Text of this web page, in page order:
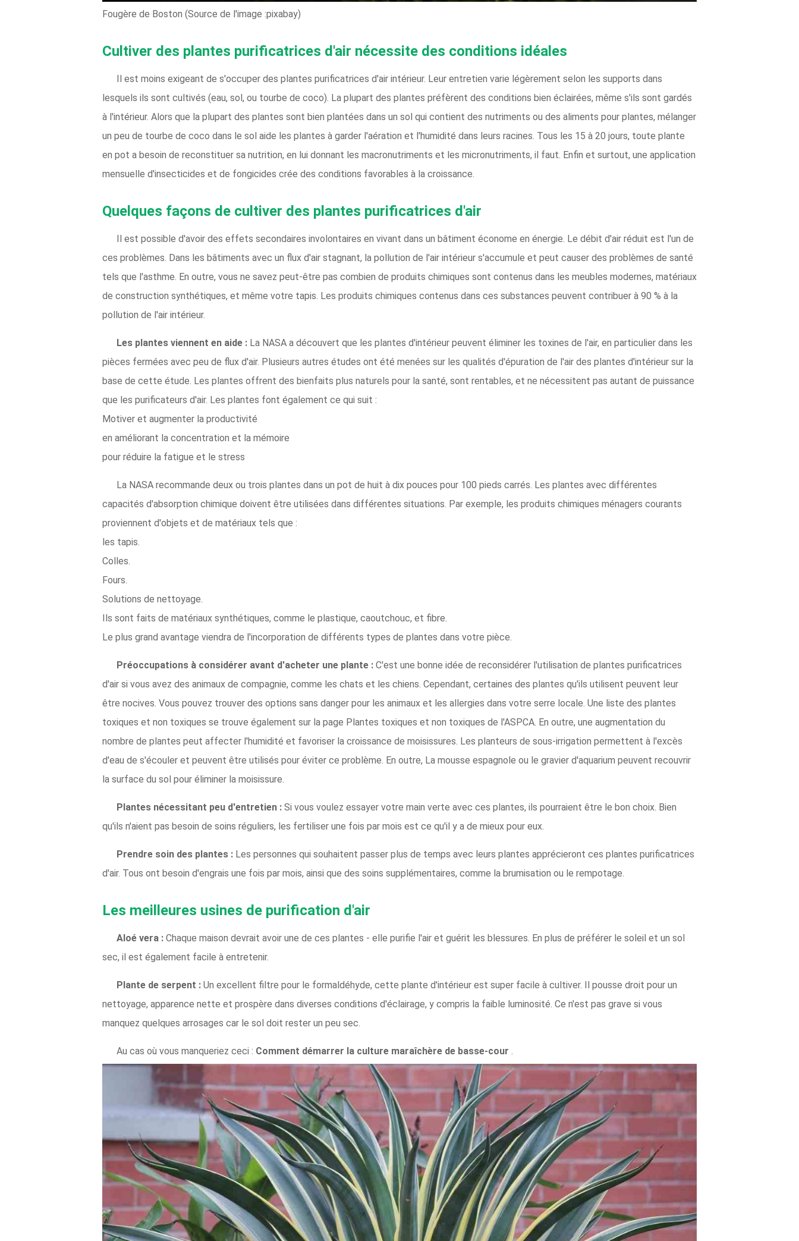
Fougère de Boston (Source de l'image :pixabay)
Cultiver des plantes purificatrices d'air nécessite des conditions idéales
Il est moins exigeant de s'occuper des plantes purificatrices d'air intérieur. Leur entretien varie légèrement selon les supports dans
lesquels ils sont cultivés (eau, sol, ou tourbe de coco). La plupart des plantes préfèrent des conditions bien éclairées, même s'ils sont gardés
à l'intérieur. Alors que la plupart des plantes sont bien plantées dans un sol qui contient des nutriments ou des aliments pour plantes, mélanger
un peu de tourbe de coco dans le sol aide les plantes à garder l'aération et l'humidité dans leurs racines. Tous les 15 à 20 jours, toute plante
en pot a besoin de reconstituer sa nutrition, en lui donnant les macronutriments et les micronutriments, il faut. Enfin et surtout, une application
mensuelle d'insecticides et de fongicides crée des conditions favorables à la croissance.
Quelques façons de cultiver des plantes purificatrices d'air
Il est possible d'avoir des effets secondaires involontaires en vivant dans un bâtiment économe en énergie. Le débit d'air réduit est l'un de
ces problèmes. Dans les bâtiments avec un flux d'air stagnant, la pollution de l'air intérieur s'accumule et peut causer des problèmes de santé
tels que l'asthme. En outre, vous ne savez peut-être pas combien de produits chimiques sont contenus dans les meubles modernes, matériaux
de construction synthétiques, et même votre tapis. Les produits chimiques contenus dans ces substances peuvent contribuer à 90 % à la
pollution de l'air intérieur.
Les plantes viennent en aide : La NASA a découvert que les plantes d'intérieur peuvent éliminer les toxines de l'air, en particulier dans les
pièces fermées avec peu de flux d'air. Plusieurs autres études ont été menées sur les qualités d'épuration de l'air des plantes d'intérieur sur la
base de cette étude. Les plantes offrent des bienfaits plus naturels pour la santé, sont rentables, et ne nécessitent pas autant de puissance
que les purificateurs d'air. Les plantes font également ce qui suit :
Motiver et augmenter la productivité
en améliorant la concentration et la mémoire
pour réduire la fatigue et le stress
La NASA recommande deux ou trois plantes dans un pot de huit à dix pouces pour 100 pieds carrés. Les plantes avec différentes
capacités d'absorption chimique doivent être utilisées dans différentes situations. Par exemple, les produits chimiques ménagers courants
proviennent d'objets et de matériaux tels que :
les tapis.
Colles.
Fours.
Solutions de nettoyage.
Ils sont faits de matériaux synthétiques, comme le plastique, caoutchouc, et fibre.
Le plus grand avantage viendra de l'incorporation de différents types de plantes dans votre pièce.
Préoccupations à considérer avant d'acheter une plante : C'est une bonne idée de reconsidérer l'utilisation de plantes purificatrices
d'air si vous avez des animaux de compagnie, comme les chats et les chiens. Cependant, certaines des plantes qu'ils utilisent peuvent leur
être nocives. Vous pouvez trouver des options sans danger pour les animaux et les allergies dans votre serre locale. Une liste des plantes
toxiques et non toxiques se trouve également sur la page Plantes toxiques et non toxiques de l'ASPCA. En outre, une augmentation du
nombre de plantes peut affecter l'humidité et favoriser la croissance de moisissures. Les planteurs de sous-irrigation permettent à l'excès
d'eau de s'écouler et peuvent être utilisés pour éviter ce problème. En outre, La mousse espagnole ou le gravier d'aquarium peuvent recouvrir
la surface du sol pour éliminer la moisissure.
Plantes nécessitant peu d'entretien : Si vous voulez essayer votre main verte avec ces plantes, ils pourraient être le bon choix. Bien
qu'ils n'aient pas besoin de soins réguliers, les fertiliser une fois par mois est ce qu'il y a de mieux pour eux.
Prendre soin des plantes : Les personnes qui souhaitent passer plus de temps avec leurs plantes apprécieront ces plantes purificatrices
d'air. Tous ont besoin d'engrais une fois par mois, ainsi que des soins supplémentaires, comme la brumisation ou le rempotage.
Les meilleures usines de purification d'air
Aloé vera : Chaque maison devrait avoir une de ces plantes - elle purifie l'air et guérit les blessures. En plus de préférer le soleil et un sol
sec, il est également facile à entretenir.
Plante de serpent : Un excellent filtre pour le formaldéhyde, cette plante d'intérieur est super facile à cultiver. Il pousse droit pour un
nettoyage, apparence nette et prospère dans diverses conditions d'éclairage, y compris la faible luminosité. Ce n'est pas grave si vous
manquez quelques arrosages car le sol doit rester un peu sec.
Au cas où vous manqueriez ceci : Comment démarrer la culture maraîchère de basse-cour